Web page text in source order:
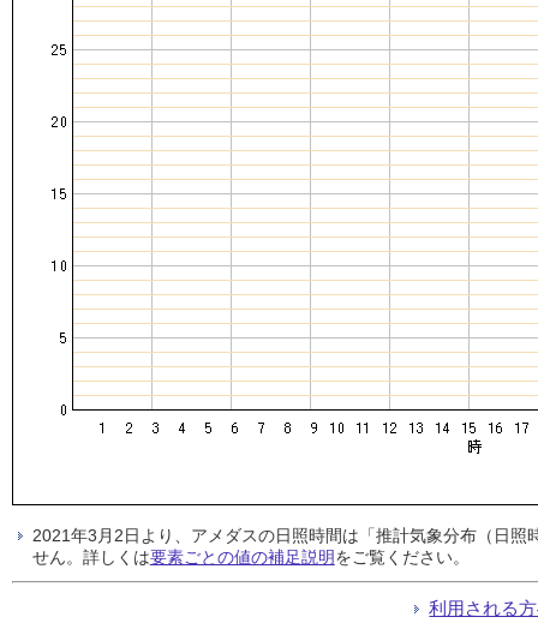
2021年3月2日より、アメダスの日照時間は「推計気象分布（日
せん。詳しくは要素ごとの値の補足説明をご覧ください。
利用される